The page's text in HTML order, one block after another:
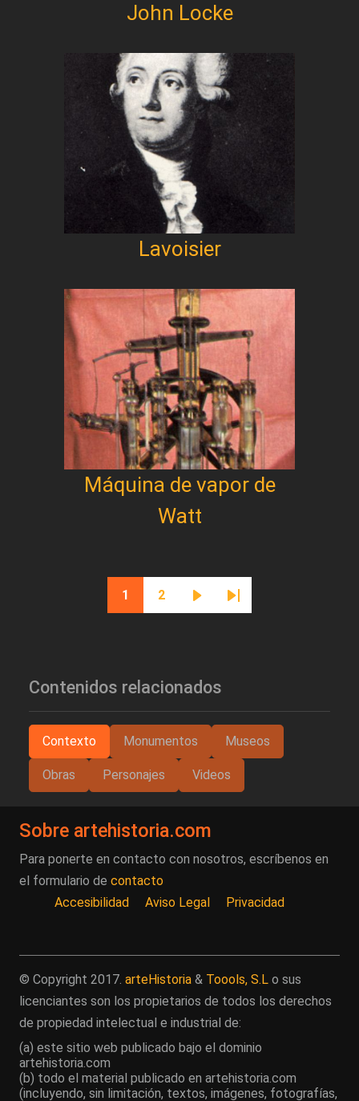
John Locke
Lavoisier
Máquina de vapor de
Watt
Paginación
Página actual
1
Página
2
Siguiente página
Última página
Contenidos relacionados
Contexto Monumentos Museos
Obras Personajes Videos
Sobre artehistoria.com
Para ponerte en contacto con nosotros, escríbenos en
el formulario de contacto
Accesibilidad
Aviso Legal Privacidad
© Copyright 2017. arteHistoria & Toools, S.L o sus
licenciantes son los propietarios de todos los derechos
de propiedad intelectual e industrial de:
(a) este sitio web publicado bajo el dominio
artehistoria.com
(b) todo el material publicado en artehistoria.com
(incluyendo, sin limitación, textos, imágenes, fotografías,